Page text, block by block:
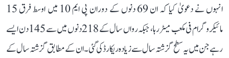
انہوں نے دعویٰ کیا کہ ان 69 دنوں کے دوران پی ایم 10 میں اوسط فرق 15
مائیکروگرام فی مکعب میٹر رہا، جبکہ رواں سال کے 218 دنوں میں سے 145 دن ایسے
رہے جن میں یہ سطح گزشتہ سال سے زیادہ ریکارڈ کی گئی۔ ان کے مطابق گزشتہ سال کے